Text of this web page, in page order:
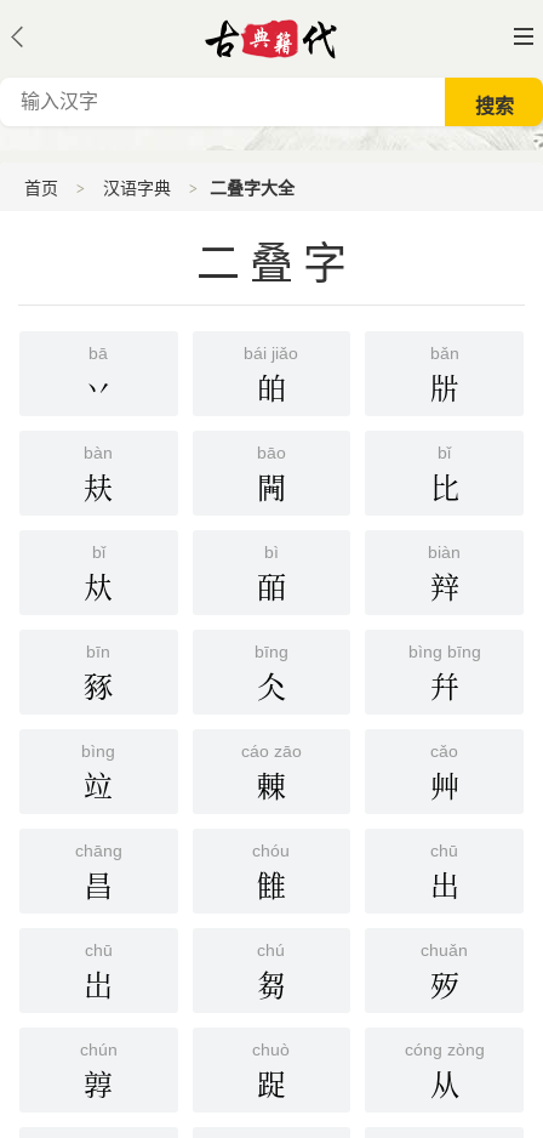
首页 汉语字典 二叠字大全
二叠字
bā
丷
bái jiǎo
㿟
bǎn
㸞
bàn
㚘
bāo
闁
bǐ
比
bǐ
夶
bì
皕
biàn
辡
bīn
豩
bīng
仌
bìng bīng
幷
bìng
竝
cáo zāo
㯥
cǎo
艸
chāng
昌
chóu
雔
chū
出
chū
岀
chú
芻
chuǎn
㱛
chún
㝇
chuò
踀
cóng zòng
从